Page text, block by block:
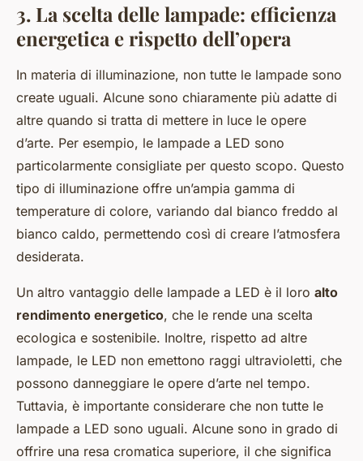
3. La scelta delle lampade: efficienza
energetica e rispetto dell’opera
In materia di illuminazione, non tutte le lampade sono
create uguali. Alcune sono chiaramente più adatte di
altre quando si tratta di mettere in luce le opere
d’arte. Per esempio, le lampade a LED sono
particolarmente consigliate per questo scopo. Questo
tipo di illuminazione offre un’ampia gamma di
temperature di colore, variando dal bianco freddo al
bianco caldo, permettendo così di creare l’atmosfera
desiderata.
Un altro vantaggio delle lampade a LED è il loro alto
rendimento energetico, che le rende una scelta
ecologica e sostenibile. Inoltre, rispetto ad altre
lampade, le LED non emettono raggi ultravioletti, che
possono danneggiare le opere d’arte nel tempo.
Tuttavia, è importante considerare che non tutte le
lampade a LED sono uguali. Alcune sono in grado di
offrire una resa cromatica superiore, il che significa